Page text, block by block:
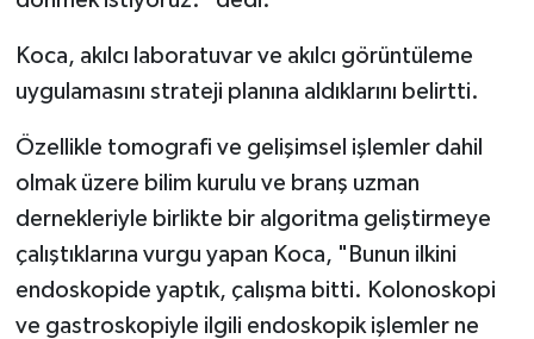
Koca, akılcı laboratuvar ve akılcı görüntüleme
uygulamasını strateji planına aldıklarını belirtti.
Özellikle tomografi ve gelişimsel işlemler dahil
olmak üzere bilim kurulu ve branş uzman
dernekleriyle birlikte bir algoritma geliştirmeye
çalıştıklarına vurgu yapan Koca, "Bunun ilkini
endoskopide yaptık, çalışma bitti. Kolonoskopi
ve gastroskopiyle ilgili endoskopik işlemler ne